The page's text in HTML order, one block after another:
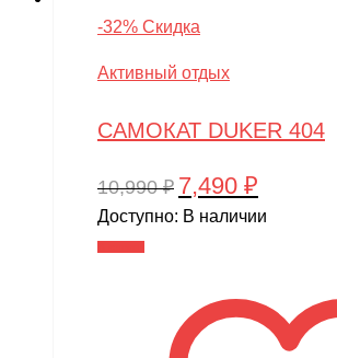
-32% Скидка
Активный отдых
САМОКАТ DUKER 404
10,990₽ Первоначальная
цена
7,490 ₽
цена:
Доступно: В наличии